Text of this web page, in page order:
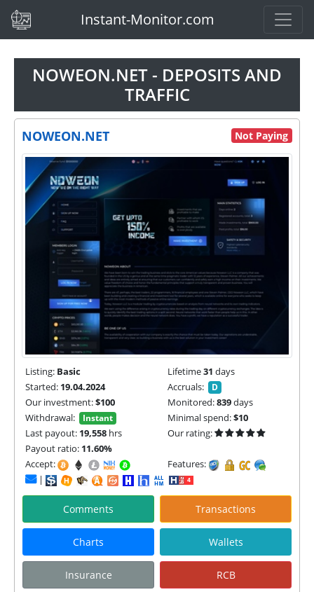
(current)Instant-Monitor.com
NOWEON.NET - DEPOSITS AND
TRAFFIC
NOWEON.NET Not Paying
Listing: Basic Lifetime31 days
Started: 19.04.2024 Accruals: D
Our investment:$100 Monitored:839days
Withdrawal:
Instant Minimal spend:$10
Last payout: 19,558 hrs
Our rating:
Payout ratio: 11.60%
Accept:
Features:
|
Comments Transactions
Charts Wallets
Insurance RCB